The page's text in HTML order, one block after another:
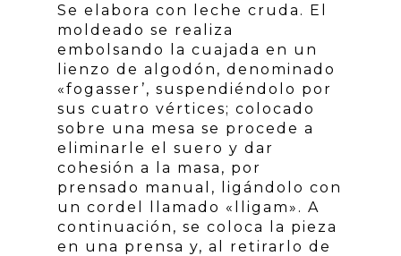
Se elabora con leche cruda. El
moldeado se realiza
embolsando la cuajada en un
lienzo de algodón, denominado
«fogasser’, suspendiéndolo por
sus cuatro vértices; colocado
sobre una mesa se procede a
eliminarle el suero y dar
cohesión a la masa, por
prensado manual, ligándolo con
un cordel llamado «lligam». A
continuación, se coloca la pieza
en una prensa y, al retirarlo de